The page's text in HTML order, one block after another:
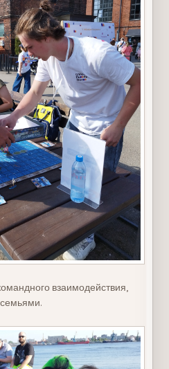
взаимодействия,